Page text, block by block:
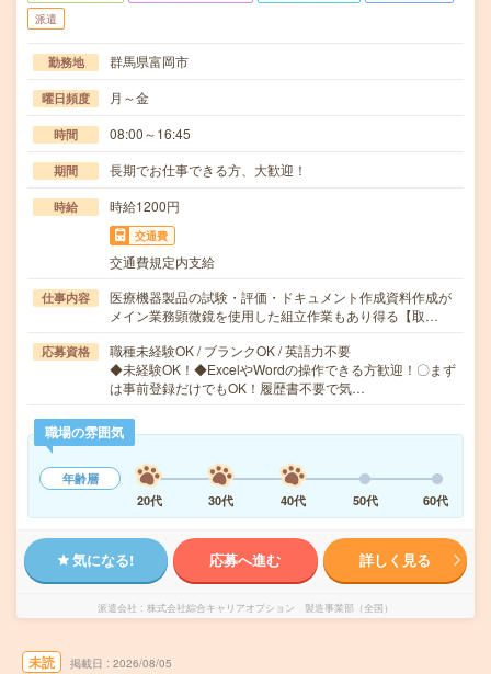
派遣
勤務地 群馬県富岡市
曜日頻度 月～金
時間 08:00～16:45
期間 長期でお仕事できる方、大歓迎！
時給 時給1200円
交通費
交通費規定内支給
仕事内容
医療機器製品の試験・評価・ドキュメント作成資料作成が
メイン業務顕微鏡を使用した組立作業もあり得る【取…
応募資格
職種未経験OK / ブランクOK / 英語力不要
◆未経験OK！◆ExcelやWordの操作できる方歓迎！〇まず
は事前登録だけでもOK！履歴書不要で気…
職場の雰囲気
年齢層
20代
30代 40代 50代 60代
気になる! 応募へ進む 詳しく見る
派遣会社 株式会社綜合キャリアオプション 製造事業部（全国）
未読 掲載日 2026/08/05